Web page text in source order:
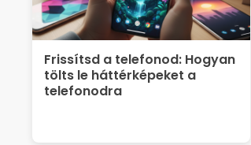
Frissítsd a telefonod: Hogyan
tölts le háttérképeket a
telefonodra